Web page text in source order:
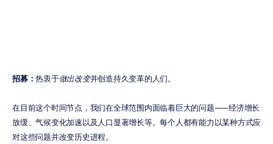
招募：热衷于做出改变并创造持久变革的人们。
在目前这个时间节点，我们在全球范围内面临着巨大的问题——经济增长
放缓、气候变化加速以及人口显著增长等。每个人都有能力以某种方式应
对这些问题并改变历史进程。